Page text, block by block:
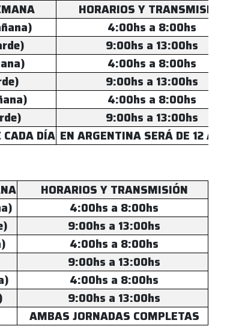
HORARIOS Y TRANSMISIÓN
4:00hs a 8:00hs
9:00hs a 13:00hs
4:00hs a 8:00hs
9:00hs a 13:00hs
4:00hs a 8:00hs
9:00hs a 13:00hs
DÍA EN ARGENTINA SERÁ DE 12 A 13HS
HORARIOS Y TRANSMISIÓN
4:00hs a 8:00hs
9:00hs a 13:00hs
4:00hs a 8:00hs
9:00hs a 13:00hs
4:00hs a 8:00hs
9:00hs a 13:00hs
AMBAS JORNADAS COMPLETAS